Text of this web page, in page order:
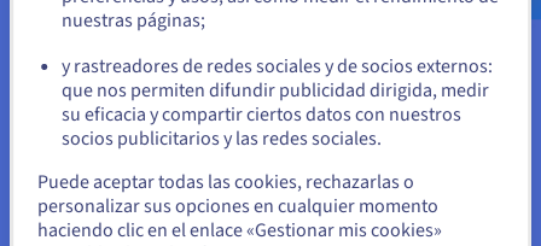
equipo de cinco personas, las suscripciones SaaS cuestan
OVHcloud a una tarifa mensual fija sirve a usuarios ilimitados.
Añadecopia de seguridad automática de VPSpara la
protección de datos a una fracción del precio de SaaS
empresarial.
El ecosistema de aplicaciones de Nextcloud
La tienda de aplicaciones de Nextcloud ofrece más de 400
Permanezca en el sitio web actual
nuestras páginas;
y rastreadores de redes sociales y de socios externos:
que nos permiten difundir publicidad dirigida, medir
su eficacia y compartir ciertos datos con nuestros
socios publicitarios y las redes sociales.
Puede aceptar todas las cookies, rechazarlas o
personalizar sus opciones en cualquier momento
haciendo clic en el enlace «Gestionar mis cookies»